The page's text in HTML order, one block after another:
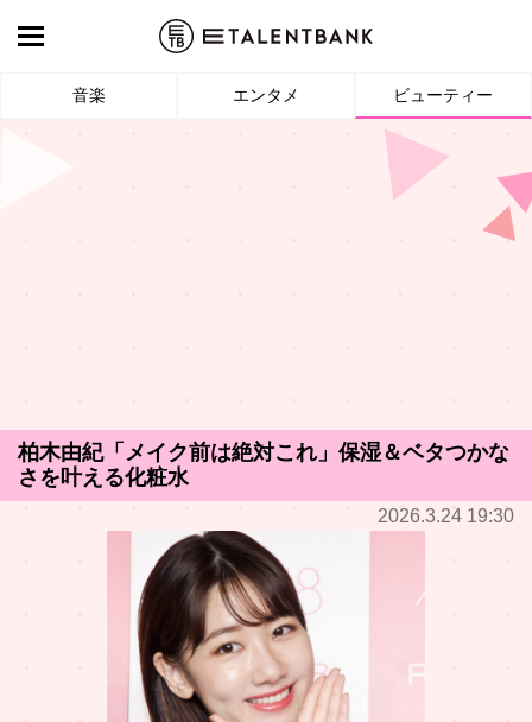
音楽 エンタメ ビューティー
柏木由紀「メイク前は絶対これ」保湿＆ベタつかな
さを叶える化粧水
2026.3.24 19:30